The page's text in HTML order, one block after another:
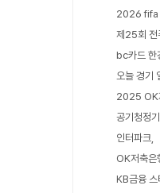
2026 fifa
제25회 전
bc카드 한
오늘 경기
2025 OK
공기청정
인터파크
OK저축은
KB금융